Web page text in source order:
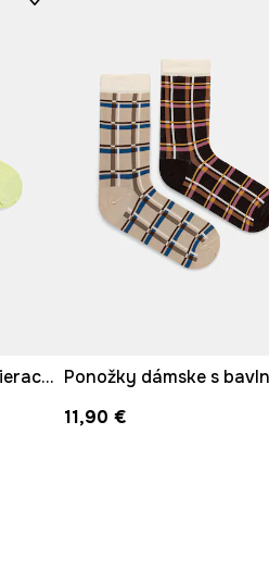
Ponožky dámske so zvieracím motívom 2-pak
11,90 €